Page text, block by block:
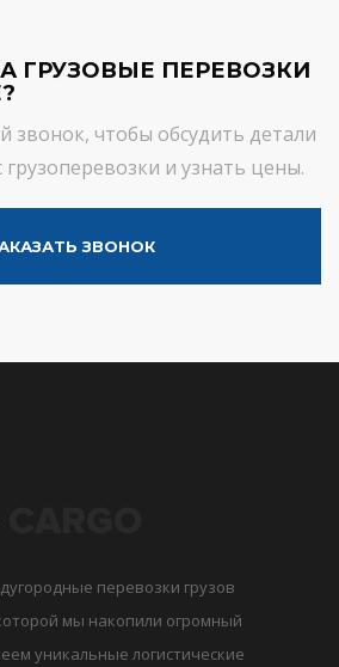
ГРУЗОВЫЕ ПЕРЕВОЗКИ
звонок, чтобы обсудить детали
и узнать цены.
ЗВОНОК
перевозки грузов
мы накопили огромный
уникальные логистические